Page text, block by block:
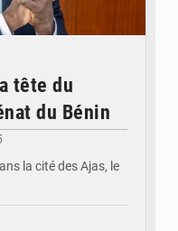
tête du
du Bénin
la cité des Ajas, le